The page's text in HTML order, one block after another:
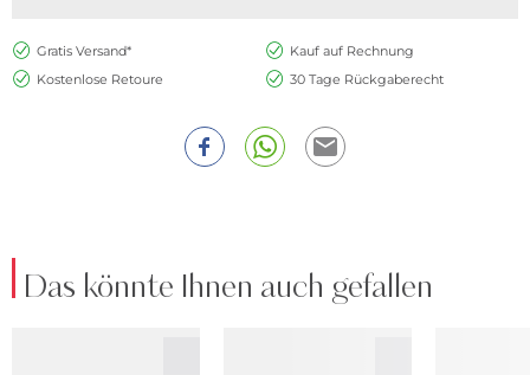
Gratis Versand*
Kauf auf Rechnung
Kostenlose Retoure
30 Tage Rückgaberecht
Das könnte Ihnen auch gefallen